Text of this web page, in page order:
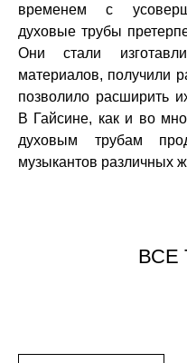
временем с
духовые трубы
Они стали
материалов, получили
позволило расширить
В Гайсине, как и во
духовым трубам
музыкантов различных
ВСЕ